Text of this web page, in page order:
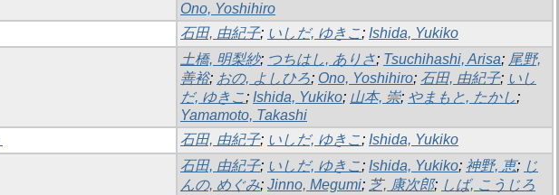
Ono, Yoshihiro
石田, 由紀子; いしだ, ゆきこ; Ishida, Yukiko
土橋, 明梨紗; つちはし, ありさ; Tsuchihashi, Arisa; 尾野,
善裕; おの, よしひろ; Ono, Yoshihiro; 石田, 由紀子; いし
だ, ゆきこ; Ishida, Yukiko; 山本, 崇; やまもと, たかし;
Yamamoto, Takashi
石田, 由紀子; いしだ, ゆきこ; Ishida, Yukiko
石田, 由紀子; いしだ, ゆきこ; Ishida, Yukiko; 神野, 恵; じ
んの, めぐみ; Jinno, Megumi; 芝, 康次郎; しば, こうじろ